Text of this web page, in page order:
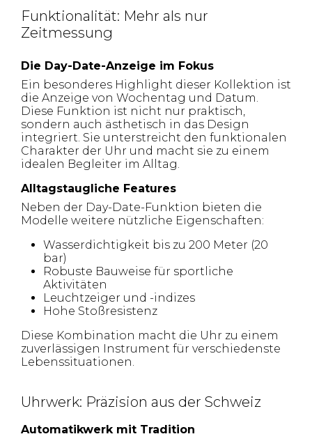
Funktionalität: Mehr als nur
Zeitmessung
Die Day-Date-Anzeige im Fokus
Ein besonderes Highlight dieser Kollektion ist
die Anzeige von Wochentag und Datum.
Diese Funktion ist nicht nur praktisch,
sondern auch ästhetisch in das Design
integriert. Sie unterstreicht den funktionalen
Charakter der Uhr und macht sie zu einem
idealen Begleiter im Alltag.
Alltagstaugliche Features
Neben der Day-Date-Funktion bieten die
Modelle weitere nützliche Eigenschaften:
Wasserdichtigkeit bis zu 200 Meter (20
bar)
Robuste Bauweise für sportliche
Aktivitäten
Leuchtzeiger und -indizes
Hohe Stoßresistenz
Diese Kombination macht die Uhr zu einem
zuverlässigen Instrument für verschiedenste
Lebenssituationen.
Uhrwerk: Präzision aus der Schweiz
Automatikwerk mit Tradition